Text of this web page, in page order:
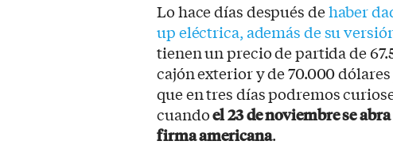
Lo hace días después dehaber
up eléctrica, además de su
tienen un precio de partida de
cajón exterior y de 70.000
que en tres días podremos
cuandoel 23 de noviembre se
firma americana.